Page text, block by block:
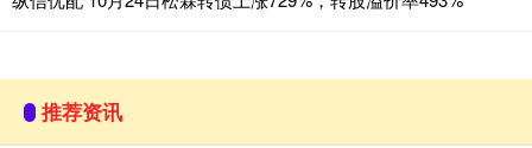
推荐资讯